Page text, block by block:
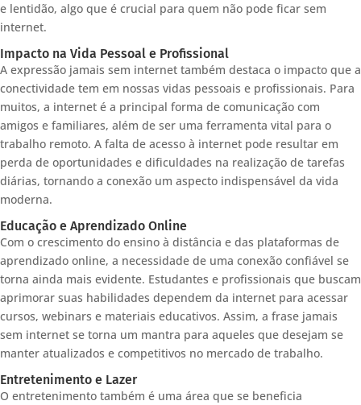
e lentidão, algo que é crucial para quem não pode ficar sem
internet.
Impacto na Vida Pessoal e Profissional
A expressão jamais sem internet também destaca o impacto que a
conectividade tem em nossas vidas pessoais e profissionais. Para
muitos, a internet é a principal forma de comunicação com
amigos e familiares, além de ser uma ferramenta vital para o
trabalho remoto. A falta de acesso à internet pode resultar em
perda de oportunidades e dificuldades na realização de tarefas
diárias, tornando a conexão um aspecto indispensável da vida
moderna.
Educação e Aprendizado Online
Com o crescimento do ensino à distância e das plataformas de
aprendizado online, a necessidade de uma conexão confiável se
torna ainda mais evidente. Estudantes e profissionais que buscam
aprimorar suas habilidades dependem da internet para acessar
cursos, webinars e materiais educativos. Assim, a frase jamais
sem internet se torna um mantra para aqueles que desejam se
manter atualizados e competitivos no mercado de trabalho.
Entretenimento e Lazer
O entretenimento também é uma área que se beneficia